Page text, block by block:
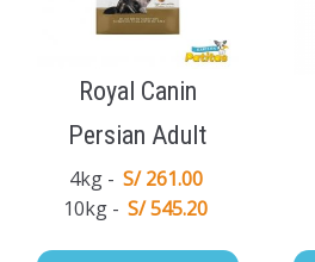
Royal Canin
Persian Adult
4kg
S/ 261.00
10kg
S/ 545.20